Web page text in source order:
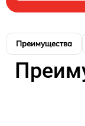
Преимущества